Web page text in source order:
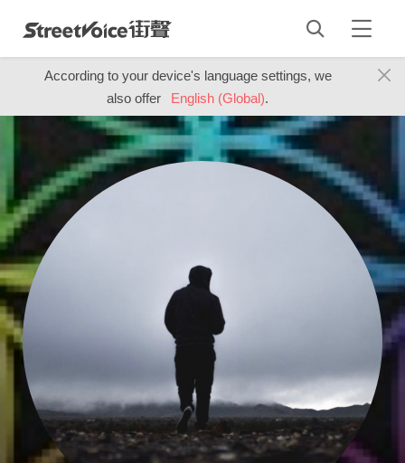
According to your device's language settings, we
also offer
English (Global).